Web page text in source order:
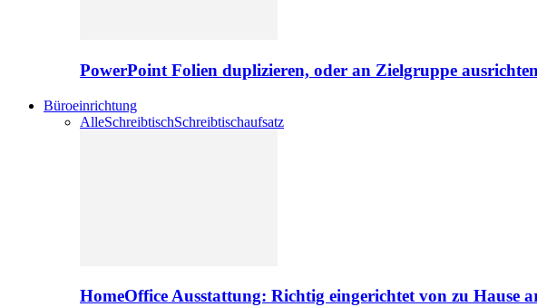
PowerPoint Folien duplizieren, oder an Zielgruppe ausrichten
Büroeinrichtung
AlleSchreibtischSchreibtischaufsatz
HomeOffice Ausstattung: Richtig eingerichtet von zu Hause